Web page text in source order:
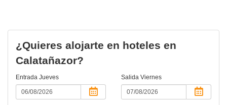
¿Quieres alojarte en hoteles en
Calatañazor?
Entrada Jueves Salida Viernes